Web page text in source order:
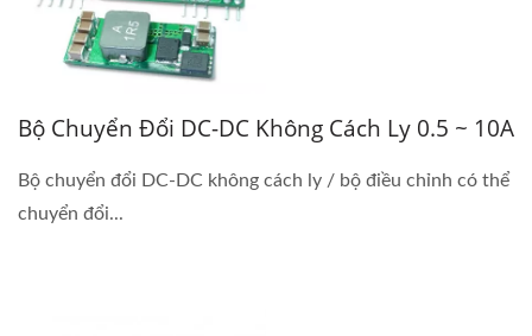
Bộ Chuyển Đổi DC-DC Không Cách Ly 0.5 ~ 10A
Bộ chuyển đổi DC-DC không cách ly / bộ điều chỉnh có thể
chuyển đổi...